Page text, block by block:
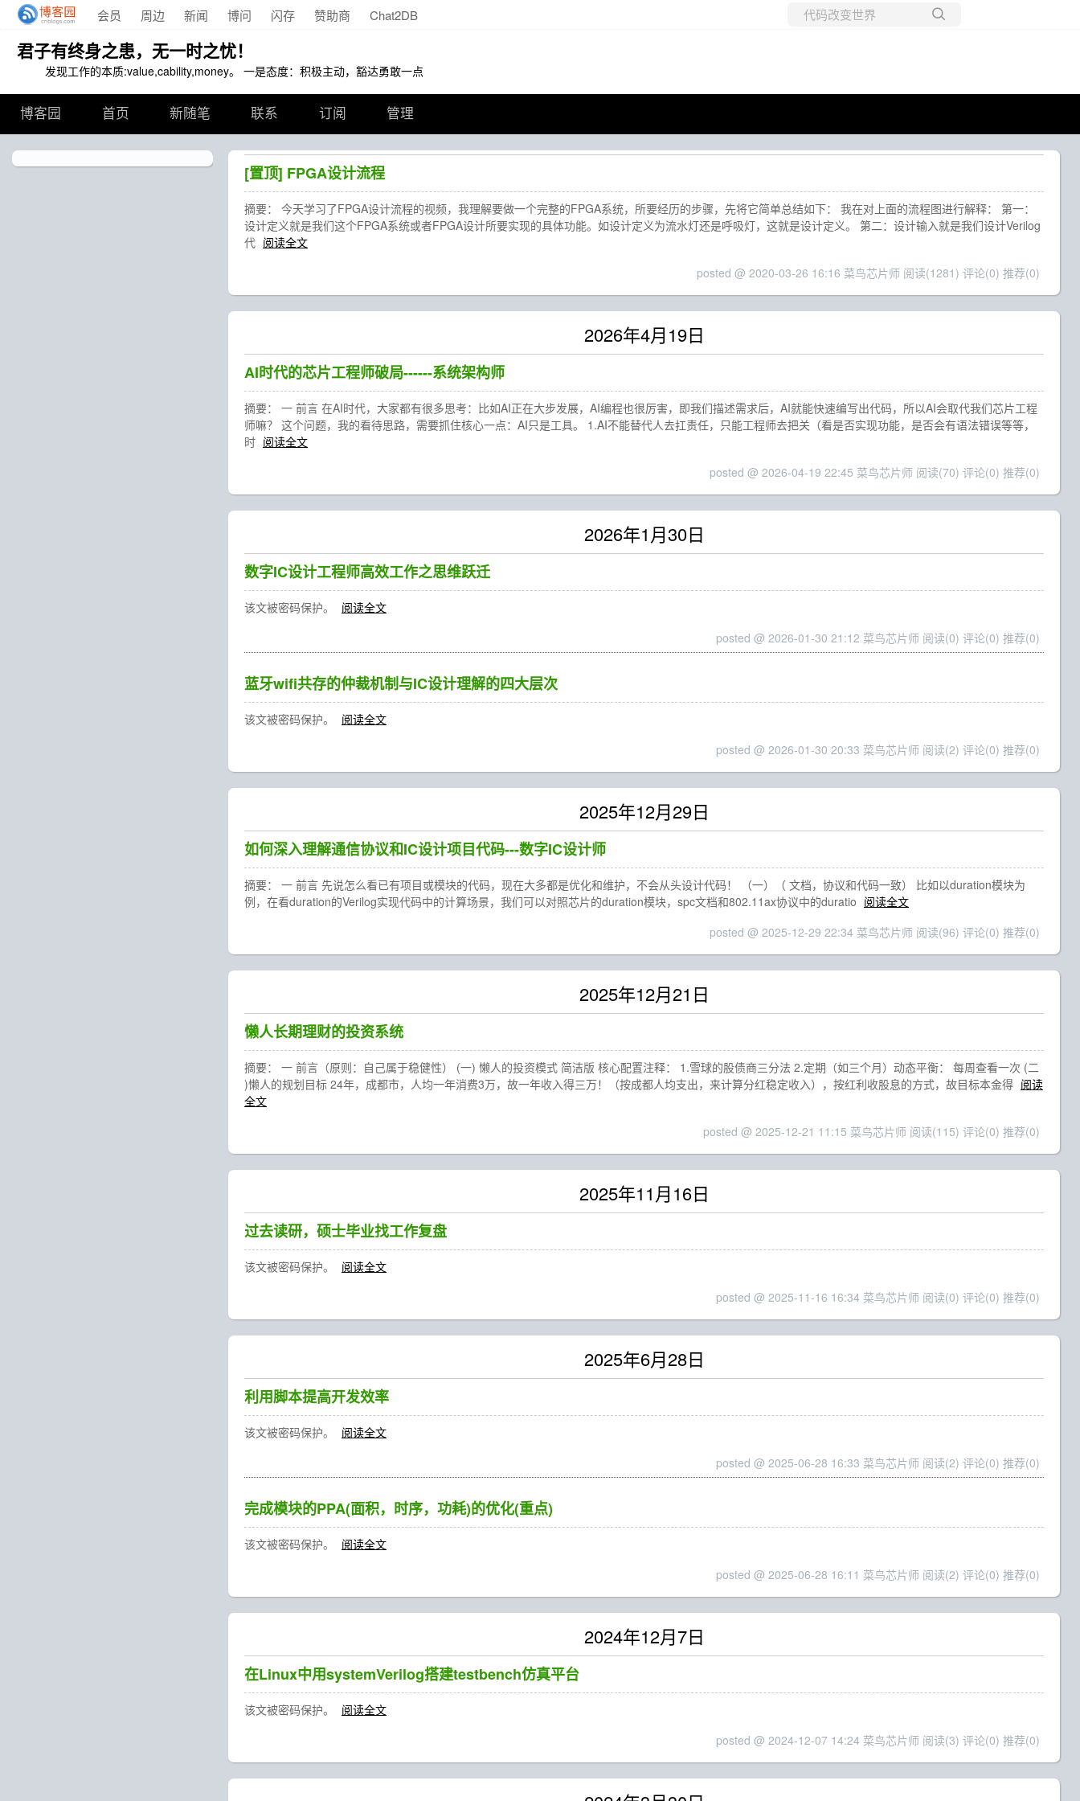
会员 周边 新闻 博问 闪存 赞助商 Chat2DB
君子有终身之患，无一时之忧！
发现工作的本质:value,cability,money。 一是态度：积极主动，豁达勇敢一点
博客园 首页 新随笔 联系 订阅 管理
[置顶] FPGA设计流程
摘要： 今天学习了FPGA设计流程的视频，我理解要做一个完整的FPGA系统，所要经历的步骤，先将它简单总结如下： 我在对上面的流程图进行解释： 第一：
设计定义就是我们这个FPGA系统或者FPGA设计所要实现的具体功能。如设计定义为流水灯还是呼吸灯，这就是设计定义。 第二：设计输入就是我们设计Verilog
代 阅读全文
posted @ 2020-03-26 16:16 菜鸟芯片师 阅读(1281) 评论(0) 推荐(0)
2026年4月19日
AI时代的芯片工程师破局------系统架构师
摘要： 一 前言 在AI时代，大家都有很多思考：比如AI正在大步发展，AI编程也很厉害，即我们描述需求后，AI就能快速编写出代码，所以AI会取代我们芯片工程
师嘛？ 这个问题，我的看待思路，需要抓住核心一点：AI只是工具。 1.AI不能替代人去扛责任，只能工程师去把关（看是否实现功能，是否会有语法错误等等，
时 阅读全文
posted @ 2026-04-19 22:45 菜鸟芯片师 阅读(70) 评论(0) 推荐(0)
2026年1月30日
数字IC设计工程师高效工作之思维跃迁
该文被密码保护。
阅读全文
posted @ 2026-01-30 21:12 菜鸟芯片师 阅读(0) 评论(0) 推荐(0)
蓝牙wifi共存的仲裁机制与IC设计理解的四大层次
该文被密码保护。
阅读全文
posted @ 2026-01-30 20:33 菜鸟芯片师 阅读(2) 评论(0) 推荐(0)
2025年12月29日
如何深入理解通信协议和IC设计项目代码---数字IC设计师
摘要： 一 前言 先说怎么看已有项目或模块的代码，现在大多都是优化和维护，不会从头设计代码！ （一）（ 文档，协议和代码一致） 比如以duration模块为
例，在看duration的Verilog实现代码中的计算场景，我们可以对照芯片的duration模块，spc文档和802.11ax协议中的duratio 阅读全文
posted @ 2025-12-29 22:34 菜鸟芯片师 阅读(96) 评论(0) 推荐(0)
2025年12月21日
懒人长期理财的投资系统
摘要： 一 前言（原则：自己属于稳健性） (一) 懒人的投资模式 简洁版 核心配置注释： 1.雪球的股债商三分法 2.定期（如三个月）动态平衡： 每周查看一次 (二
)懒人的规划目标 24年，成都市，人均一年消费3万，故一年收入得三万！（按成都人均支出，来计算分红稳定收入），按红利收股息的方式，故目标本金得 阅读
全文
posted @ 2025-12-21 11:15 菜鸟芯片师 阅读(115) 评论(0) 推荐(0)
2025年11月16日
过去读研，硕士毕业找工作复盘
该文被密码保护。
阅读全文
posted @ 2025-11-16 16:34 菜鸟芯片师 阅读(0) 评论(0) 推荐(0)
2025年6月28日
利用脚本提高开发效率
该文被密码保护。
阅读全文
posted @ 2025-06-28 16:33 菜鸟芯片师 阅读(2) 评论(0) 推荐(0)
完成模块的PPA(面积，时序，功耗)的优化(重点)
该文被密码保护。
阅读全文
posted @ 2025-06-28 16:11 菜鸟芯片师 阅读(2) 评论(0) 推荐(0)
2024年12月7日
在Linux中用systemVerilog搭建testbench仿真平台
该文被密码保护。
阅读全文
posted @ 2024-12-07 14:24 菜鸟芯片师 阅读(3) 评论(0) 推荐(0)